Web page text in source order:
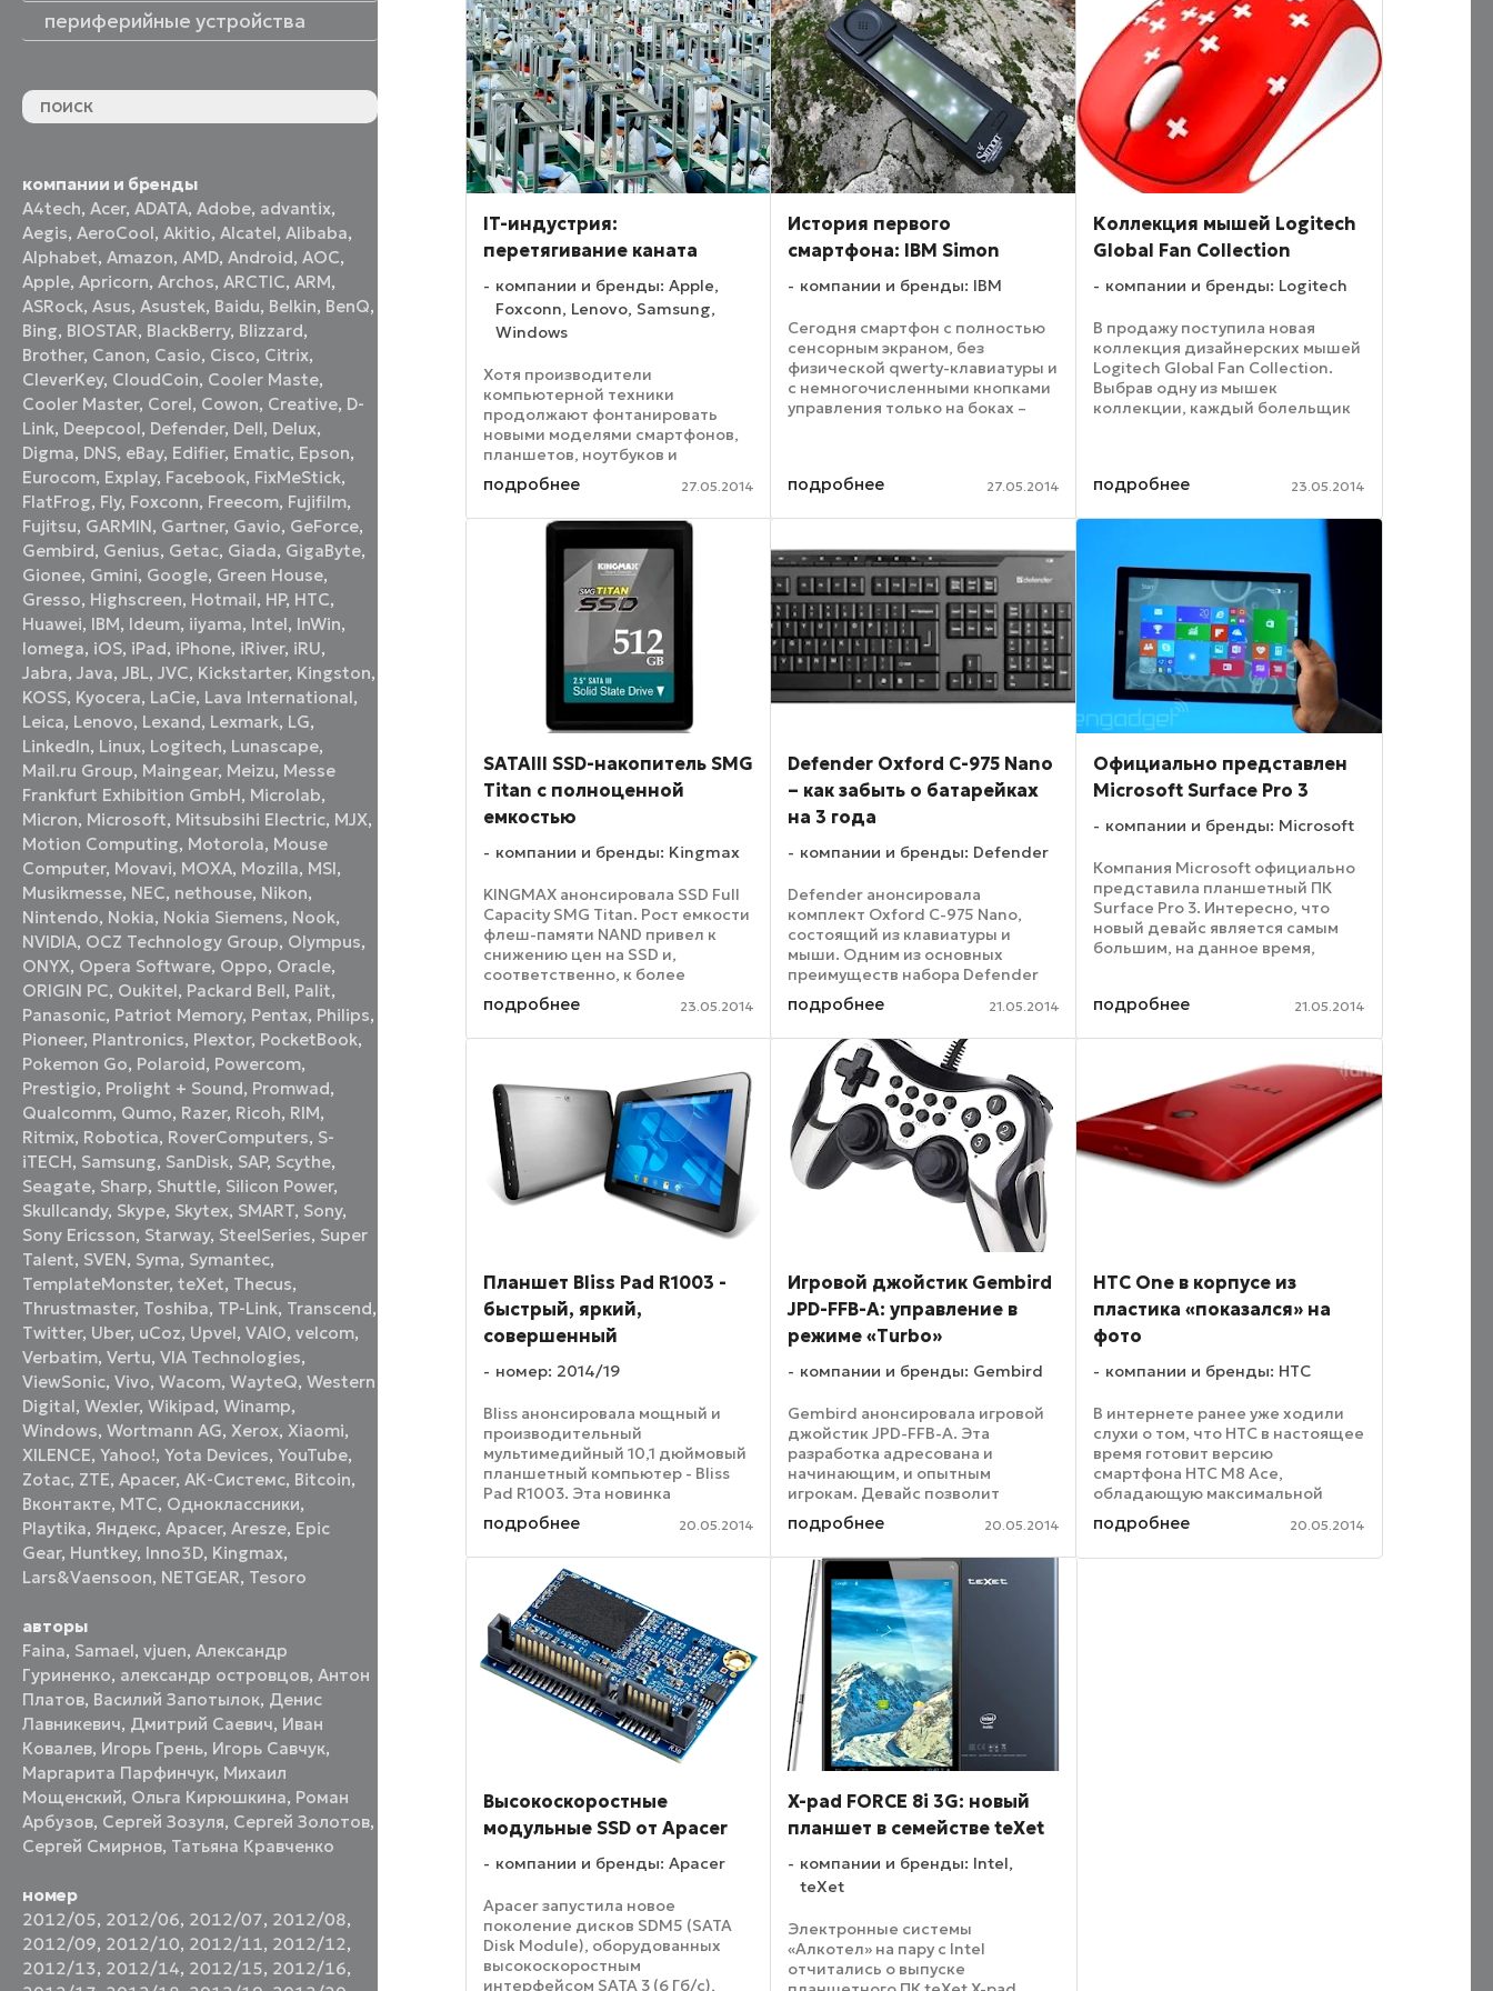
периферийные устройства
компании и бренды
A4tech,Acer,ADATA,Adobe, advantix,
Aegis,AeroCool,Akitio,Alcatel,Alibaba,
Alphabet,Amazon,AMD,Android,AOC,
Apple,Apricorn,Archos,ARCTIC,ARM,
ASRock,Asus,Asustek, Baidu, Belkin, BenQ,
Bing, BIOSTAR, BlackBerry, Blizzard,
Brother, Canon, Casio, Cisco, Citrix,
CleverKey, CloudCoin, Cooler Maste,
Cooler Master, Corel, Cowon, Creative, D-
Link, Deepcool, Defender, Dell, Delux,
Digma, DNS, eBay, Edifier, Ematic, Epson,
Eurocom, Explay, Facebook, FixMeStick,
FlatFrog, Fly, Foxconn, Freecom, Fujifilm,
Fujitsu, GARMIN, Gartner, Gavio, GeForce,
Gembird, Genius, Getac, Giada, GigaByte,
Gionee, Gmini, Google, Green House,
Gresso, Highscreen, Hotmail, HP, HTC,
Huawei, IBM, Ideum, iiyama, Intel, InWin,
Iomega, iOS, iPad, iPhone, iRiver, iRU,
Jabra,Java,JBL,JVC, Kickstarter, Kingston,
KOSS, Kyocera, LaCie, Lava International,
Leica, Lenovo, Lexand, Lexmark, LG,
LinkedIn, Linux, Logitech, Lunascape,
Mail.ru Group, Maingear, Meizu, Messe
Frankfurt Exhibition GmbH, Microlab,
Micron, Microsoft, Mitsubsihi Electric, MJX,
Motion Computing, Motorola, Mouse
Computer, Movavi, MOXA, Mozilla, MSI,
Musikmesse, NEC, nethouse, Nikon,
Nintendo, Nokia, Nokia Siemens, Nook,
NVIDIA, OCZ Technology Group, Olympus,
ONYX, Opera Software, Oppo, Oracle,
ORIGIN PC, Oukitel, Packard Bell, Palit,
Panasonic, Patriot Memory, Pentax, Philips,
Pioneer, Plantronics, Plextor, PocketBook,
Pokemon Go, Polaroid, Powercom,
Prestigio, Prolight + Sound, Promwad,
Qualcomm, Qumo, Razer, Ricoh, RIM,
Ritmix, Robotica, RoverComputers, S-
iTECH, Samsung, SanDisk, SAP, Scythe,
Seagate, Sharp, Shuttle, Silicon Power,
Skullcandy, Skype, Skytex, SMART, Sony,
Sony Ericsson, Starway, SteelSeries, Super
Talent, SVEN, Syma, Symantec,
TemplateMonster,teXet, Thecus,
Thrustmaster, Toshiba, TP-Link, Transcend,
Twitter, Uber, uCoz, Upvel,VAIO,velcom,
Verbatim,Vertu,VIA Technologies,
ViewSonic,Vivo,Wacom,WayteQ,Western
Digital,Wexler,Wikipad,Winamp,
Windows,Wortmann AG,Xerox,Xiaomi,
XILENCE,Yahoo!,Yota Devices,YouTube,
Zotac, ZTE,Аpacer,АК-Системс, Вitcoin,
Вконтакте, МТС, Одноклассники,
Playtika, Яндекс,Apacer,Aresze, Epic
Gear, Huntkey, Inno3D, Kingmax,
Lars&Vaensoon, NETGEAR, Tesoro
авторы
Faina, Samael,vjuen,Александр
Гуриненко, александр островцов,Антон
Платов, Василий Запотылок, Денис
Лавникевич, Дмитрий Саевич, Иван
Ковалев, Игорь Грень, Игорь Савчук,
Маргарита Парфинчук, Михаил
Мощенский, Ольга Кирюшкина, Роман
Арбузов, Сергей Зозуля, Сергей Золотов,
Сергей Смирнов, Татьяна Кравченко
номер
2012/05, 2012/06, 2012/07, 2012/08,
2012/09, 2012/10, 2012/11, 2012/12,
2012/13, 2012/14, 2012/15, 2012/16,
IT-индустрия:
перетягивание каната
компании и бренды: Apple,
Foxconn, Lenovo, Samsung,
Windows
Хотя производители
компьютерной техники
продолжают фонтанировать
новыми моделями смартфонов,
планшетов, ноутбуков и
серверов, различных носимых
устройств, общая доля «железа»
в обороте мировой IT-индустрии
продолжает снижаться. Растут
подробнее 27.05.2014
История первого
смартфона: IBM Simon
компании и бренды: IBM
Сегодня смартфон с полностью
сенсорным экраном, без
физической qwerty-клавиатуры и
с немногочисленными кнопками
управления только на боках –
обладателей знает, что ...
подробнее 27.05.2014
Коллекция мышей Logitech
Global Fan Collection
компании и бренды: Logitech
В продажу поступила новая
коллекция дизайнерских мышей
Logitech Global Fan Collection.
Выбрав одну из мышек
коллекции, каждый болельщик
подчеркнуть свое
подробнее 23.05.2014
SATAIII SSD-накопитель SMG
Titan с полноценной
емкостью
компании и бренды: Kingmax
KINGMAX анонсировала SSD Full
Capacity SMG Titan. Рост емкости
флеш-памяти NAND привел к
снижению цен на SSD и,
соответственно, к более
широкому распространению
этого типа накопителей. Однако
из-за частого несоответствия
подробнее 23.05.2014
Defender Oxford C-975 Nano
– как забыть о батарейках
на 3 года
компании и бренды: Defender
Defender анонсировала
комплект Oxford C-975 Nano,
состоящий из клавиатуры и
мыши. Одним из основных
преимуществ набора Defender
Oxford C-975 Nano можно назвать
его автономность: он способен
проработать без замены
батареек до 36 месяцев – все ...
подробнее 21.05.2014
Официально представлен
Microsoft Surface Pro 3
компании и бренды: Microsoft
Компания Microsoft официально
представила планшетный ПК
Surface Pro 3. Интересно, что
новый девайс является самым
большим, на данное время,
достаточно большим, 12-
подробнее 21.05.2014
Планшет Bliss Pad R1003 -
быстрый, яркий,
совершенный
номер: 2014/19
Bliss анонсировала мощный и
производительный
мультимедийный 10,1 дюймовый
планшетный компьютер - Bliss
Pad R1003. Эта новинка
предлагает преимущества
большого экрана с FullHD
(1920x1200) разрешением,
соотношением сторон 16:10 и
широкими углами ...
подробнее 20.05.2014
Игровой джойстик Gembird
JPD-FFB-A: управление в
режиме «Turbo»
компании и бренды: Gembird
Gembird анонсировала игровой
джойстик JPD-FFB-A. Эта
разработка адресована и
начинающим, и опытным
игрокам. Девайс позволит
сделать управление
максимально комфортным, тогда
как впечатления от процесса
игры – будут еще более
правдоподобными и ...
подробнее 20.05.2014
HTC One в корпусе из
пластика «показался» на
фото
компании и бренды: HTC
В интернете ранее уже ходили
слухи о том, что HTC в настоящее
время готовит версию
смартфона HTC M8 Ace,
обладающую максимальной
начинкой и заключенную при
этом в корпус из пластика.
Теперь же в интернет
подробнее 20.05.2014
Высокоскоростные
модульные SSD от Apacer
компании и бренды: Apacer
Apacer запустила новое
поколение дисков SDM5 (SATA
Disk Module), оборудованных
высокоскоростным
интерфейсом SATA 3 (6 Гб/с),
X-pad FORCE 8i 3G: новый
планшет в семействе teXet
компании и бренды: Intel,
teXet
Электронные системы
«Алкотел» на пару с Intel
отчитались о выпуске